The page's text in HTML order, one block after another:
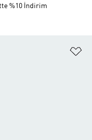
%10 İndirim